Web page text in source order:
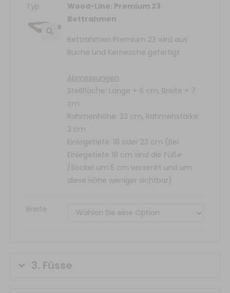
Typ
Wood-Line: Premium 23
Bettrahmen
Bettrahmen Premium 23 wird aus
Buche und Kernesche gefertigt
Abmessungen
Stellfläche: Länge + 6 cm, Breite + 7
cm
Rahmenhöhe: 23 cm, Rahmenstärke:
3 cm
Einlegetiefe: 18 oder 23 cm (Bei
Einlegetiefe 18 cm sind die Füße
/Sockel um 5 cm versenkt und um
diese Höhe weniger sichtbar)
Breite
3. Füsse